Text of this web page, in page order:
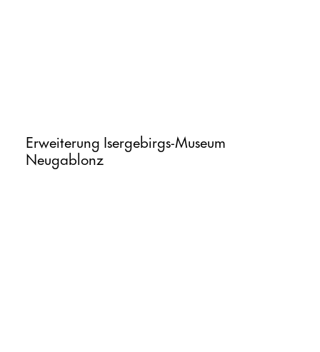
Meldungen
Erweiterung Isergebirgs-Museum
Neugablonz